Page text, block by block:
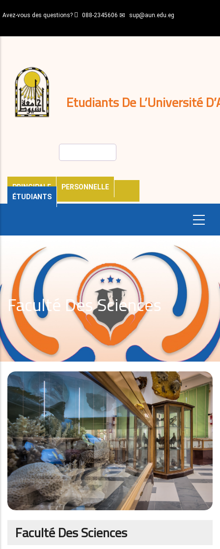
au
principal
Avez-vous des questions? 088-2345606 sup@aun.edu.eg
Etudiants De L’Université
PRINCIPALE
PERSONNELLE
ÉTUDIANTS
décisions
Expatriés
Journal
Faculté Des Sciences
Faculté Des Sciences